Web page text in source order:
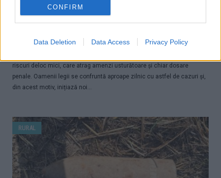
CONFIRM
Data Deletion Data Access Privacy Policy
Șoferi din Bogdănești și Cornu Luncii depistați cu nereguli în
acte. Polițiștii au confiscat materialul lemnos
Poveste fără sfârșit în privința neregulilor din transportul de materiale
riscuri deloc mici, care atrag amenzi usturătoare și chiar dosare
penale. Oamenii legii se confruntă aproape zilnic cu astfel de cazuri și,
din acest motiv, inițiază noi...
RURAL